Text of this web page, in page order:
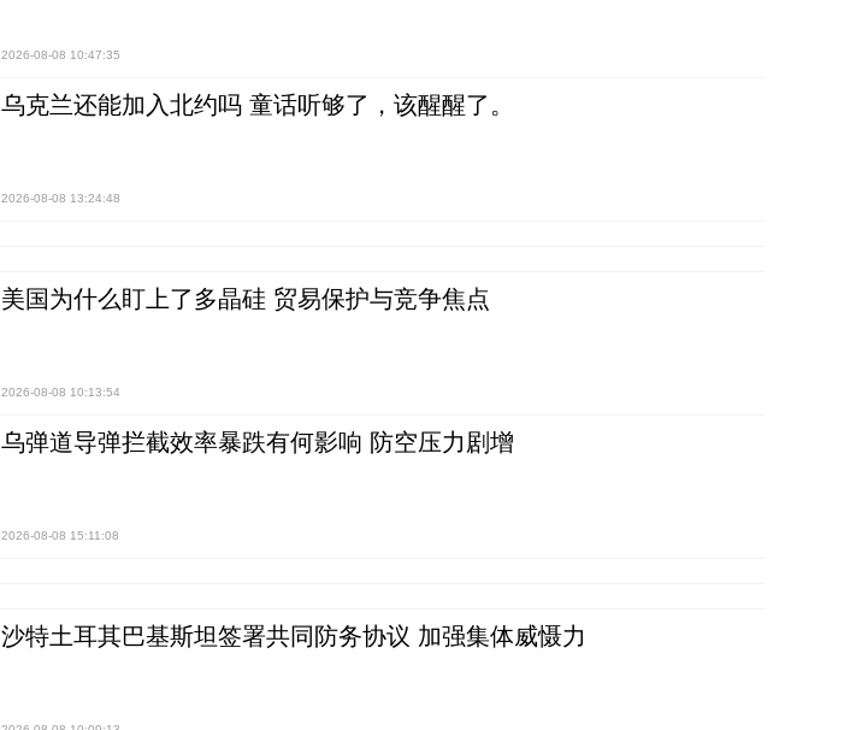
2026-08-08 10:47:35
乌克兰还能加入北约吗 童话听够了，该醒醒了。
2026-08-08 13:24:48
美国为什么盯上了多晶硅 贸易保护与竞争焦点
2026-08-08 10:13:54
乌弹道导弹拦截效率暴跌有何影响 防空压力剧增
2026-08-08 15:11:08
沙特土耳其巴基斯坦签署共同防务协议 加强集体威慑力